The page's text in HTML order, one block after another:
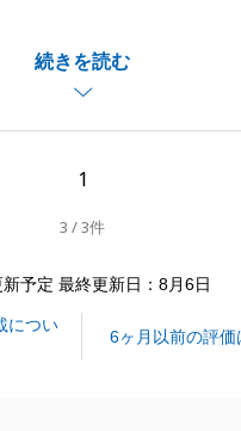
続きを読む
寧にご対応いただきました
を迎えることが出来ました
担当させていただけたこ
ねなくお申し付けください
閉じる
1
3 / 3件
予定 最終更新日：8月6日
につい
6ヶ月以前の評価